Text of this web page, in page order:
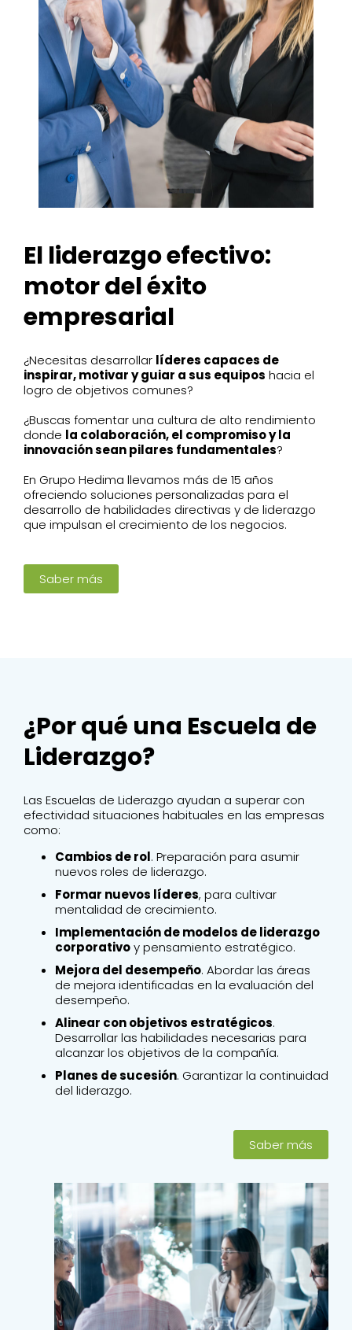
El liderazgo efectivo:
motor del éxito
empresarial
¿Necesitas desarrollar líderes capaces de
inspirar, motivar y guiar a sus equipos hacia el
logro de objetivos comunes?
¿Buscas fomentar una cultura de alto rendimiento
donde la colaboración, el compromiso y la
innovación sean pilares fundamentales?
En Grupo Hedima llevamos más de 15 años
ofreciendo soluciones personalizadas para el
desarrollo de habilidades directivas y de liderazgo
que impulsan el crecimiento de los negocios.
Saber más
¿Por qué una Escuela de
Liderazgo?
Las Escuelas de Liderazgo ayudan a superar con
efectividad situaciones habituales en las empresas
como:
Cambios de rol. Preparación para asumir
nuevos roles de liderazgo.
Formar nuevos líderes, para cultivar
mentalidad de crecimiento.
Implementación de modelos de liderazgo
corporativoy pensamiento estratégico.
Mejora del desempeño. Abordar las áreas
de mejora identificadas en la evaluación del
desempeño.
Alinear con objetivos estratégicos.
Desarrollar las habilidades necesarias para
alcanzar los objetivos de la compañía.
Planes de sucesión. Garantizar la continuidad
del liderazgo.
Saber más